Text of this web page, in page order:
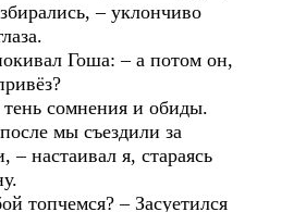
– уклончиво
Гоша: – а потом он,
тень сомнения и обиды.
мы съездили за
– настаивал я, стараясь
топчемся? – Засуетился